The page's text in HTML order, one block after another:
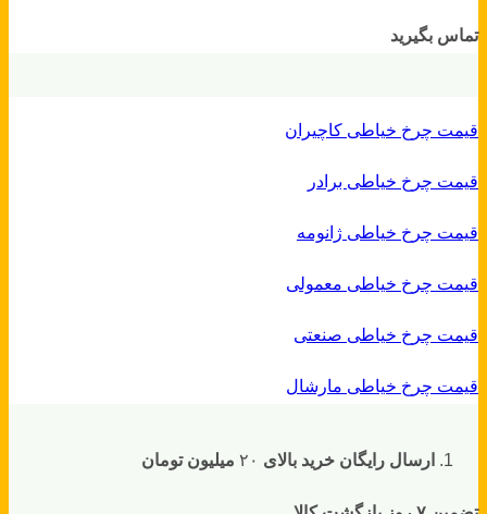
تماس بگیرید
قیمت چرخ خیاطی کاچیران
قیمت چرخ خیاطی برادر
قیمت چرخ خیاطی ژانومه
قیمت چرخ خیاطی معمولی
قیمت چرخ خیاطی صنعتی
قیمت چرخ خیاطی مارشال
ارسال رایگان خرید بالای میلیون تومان